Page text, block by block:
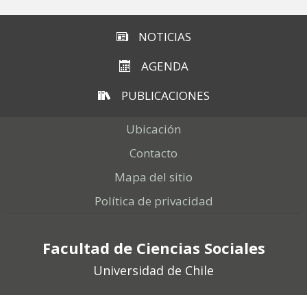
NOTICIAS
AGENDA
PUBLICACIONES
Ubicación
Contacto
Mapa del sitio
Política de privacidad
Facultad de Ciencias Sociales
Universidad de Chile